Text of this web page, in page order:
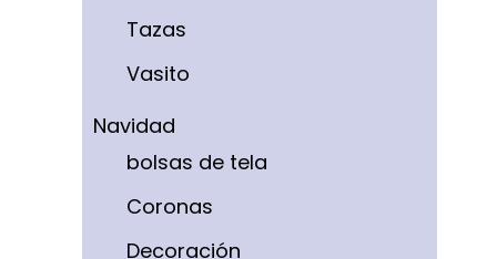
Tazas
Vasito
Navidad
bolsas de tela
Coronas
Decoración